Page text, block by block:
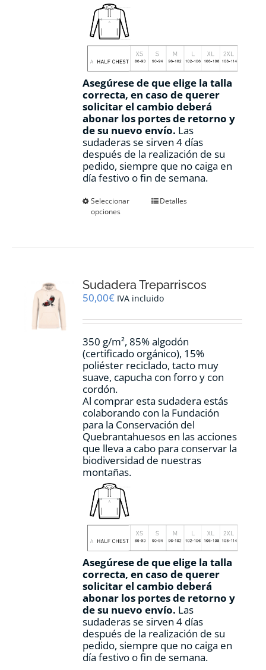
Asegúrese de que elige la talla
correcta, en caso de querer
solicitar el cambio deberá
abonar los portes de retorno y
de su nuevo envío. Las
sudaderas se sirven 4 días
después de la realización de su
pedido, siempre que no caiga en
día festivo o fin de semana.
Seleccionar
opciones
Este
se
pueden
en
página
de
producto
Detalles
Sudadera Treparriscos
50,00€ IVA incluido
350 g/m², 85% algodón
(certificado orgánico), 15%
poliéster reciclado, tacto muy
suave, capucha con forro y con
cordón.
Al comprar esta sudadera estás
colaborando con la Fundación
para la Conservación del
Quebrantahuesos en las acciones
que lleva a cabo para conservar la
biodiversidad de nuestras
montañas.
Asegúrese de que elige la talla
correcta, en caso de querer
solicitar el cambio deberá
abonar los portes de retorno y
de su nuevo envío. Las
sudaderas se sirven 4 días
después de la realización de su
pedido, siempre que no caiga en
día festivo o fin de semana.